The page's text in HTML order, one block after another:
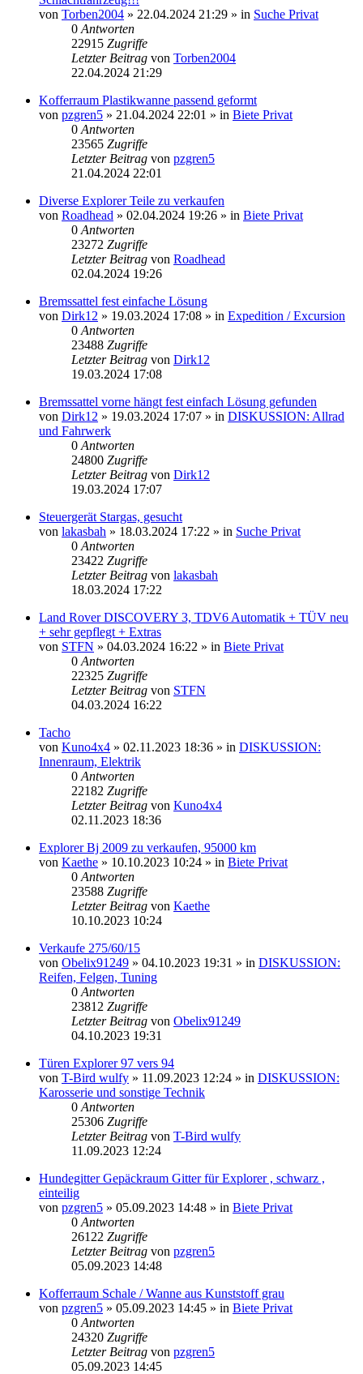
von Torben2004 » 22.04.2024 21:29 » in Suche Privat
0 Antworten
22915 Zugriffe
Letzter Beitrag von Torben2004
22.04.2024 21:29
Kofferraum Plastikwanne passend geformt
von pzgren5 » 21.04.2024 22:01 » in Biete Privat
0 Antworten
23565 Zugriffe
Letzter Beitrag von pzgren5
21.04.2024 22:01
Diverse Explorer Teile zu verkaufen
von Roadhead » 02.04.2024 19:26 » in Biete Privat
0 Antworten
23272 Zugriffe
Letzter Beitrag von Roadhead
02.04.2024 19:26
Bremssattel fest einfache Lösung
von Dirk12 » 19.03.2024 17:08 » in Expedition / Excursion
0 Antworten
23488 Zugriffe
Letzter Beitrag von Dirk12
19.03.2024 17:08
Bremssattel vorne hängt fest einfach Lösung gefunden
von Dirk12 » 19.03.2024 17:07 » in DISKUSSION: Allrad
und Fahrwerk
0 Antworten
24800 Zugriffe
Letzter Beitrag von Dirk12
19.03.2024 17:07
Steuergerät Stargas, gesucht
von lakasbah » 18.03.2024 17:22 » in Suche Privat
0 Antworten
23422 Zugriffe
Letzter Beitrag von lakasbah
18.03.2024 17:22
Land Rover DISCOVERY 3, TDV6 Automatik + TÜV neu
+ sehr gepflegt + Extras
von STFN » 04.03.2024 16:22 » in Biete Privat
0 Antworten
22325 Zugriffe
Letzter Beitrag von STFN
04.03.2024 16:22
Tacho
von Kuno4x4 » 02.11.2023 18:36 » in DISKUSSION:
Innenraum, Elektrik
0 Antworten
22182 Zugriffe
Letzter Beitrag von Kuno4x4
02.11.2023 18:36
Explorer Bj 2009 zu verkaufen, 95000 km
von Kaethe » 10.10.2023 10:24 » in Biete Privat
0 Antworten
23588 Zugriffe
Letzter Beitrag von Kaethe
10.10.2023 10:24
Verkaufe 275/60/15
von Obelix91249 » 04.10.2023 19:31 » in DISKUSSION:
Reifen, Felgen, Tuning
0 Antworten
23812 Zugriffe
Letzter Beitrag von Obelix91249
04.10.2023 19:31
Türen Explorer 97 vers 94
von T-Bird wulfy » 11.09.2023 12:24 » in DISKUSSION:
Karosserie und sonstige Technik
0 Antworten
25306 Zugriffe
Letzter Beitrag von T-Bird wulfy
11.09.2023 12:24
Hundegitter Gepäckraum Gitter für Explorer , schwarz ,
einteilig
von pzgren5 » 05.09.2023 14:48 » in Biete Privat
0 Antworten
26122 Zugriffe
Letzter Beitrag von pzgren5
05.09.2023 14:48
Kofferraum Schale / Wanne aus Kunststoff grau
von pzgren5 » 05.09.2023 14:45 » in Biete Privat
0 Antworten
24320 Zugriffe
Letzter Beitrag von pzgren5
05.09.2023 14:45